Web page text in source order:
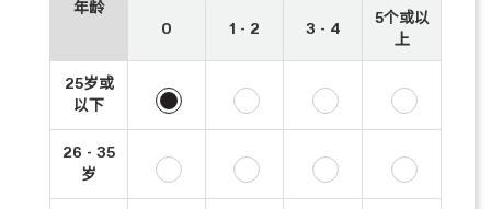
年龄
0 1 - 2 3 - 4
5个或以
上
25岁或
以下
26 - 35
岁